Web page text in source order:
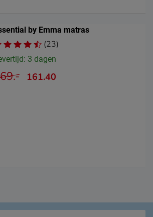
by Emma matras
(23)
3 dagen
161.40